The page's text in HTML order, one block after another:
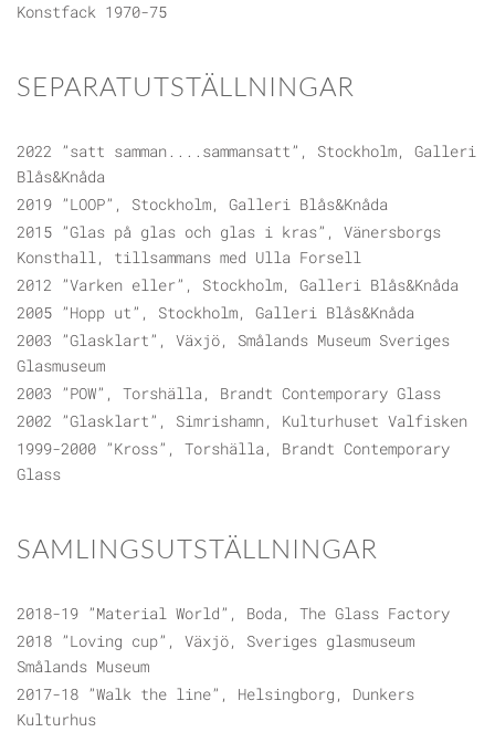
Konstfack 1970-75
SEPARATUTSTÄLLNINGAR
2022 ”satt samman....sammansatt”, Stockholm, Galleri
Blås&Knåda
2019 ”LOOP”, Stockholm, Galleri Blås&Knåda
2015 ”Glas på glas och glas i kras”, Vänersborgs
Konsthall, tillsammans med Ulla Forsell
2012 ”Varken eller”, Stockholm, Galleri Blås&Knåda
2005 ”Hopp ut”, Stockholm, Galleri Blås&Knåda
2003 ”Glasklart”, Växjö, Smålands Museum Sveriges
Glasmuseum
2003 ”POW”, Torshälla, Brandt Contemporary Glass
2002 ”Glasklart”, Simrishamn, Kulturhuset Valfisken
1999-2000 ”Kross”, Torshälla, Brandt Contemporary
Glass
SAMLINGSUTSTÄLLNINGAR
2018-19 ”Material World”, Boda, The Glass Factory
2018 ”Loving cup”, Växjö, Sveriges glasmuseum
Smålands Museum
2017-18 ”Walk the line”, Helsingborg, Dunkers
Kulturhus